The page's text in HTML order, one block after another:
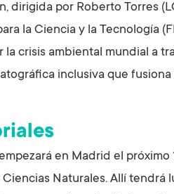
dirigida por Roberto Torres
la Ciencia y la Tecnología
crisis ambiental mundial a
inclusiva que
en Madrid el próximo
Naturales. Allí tendrá